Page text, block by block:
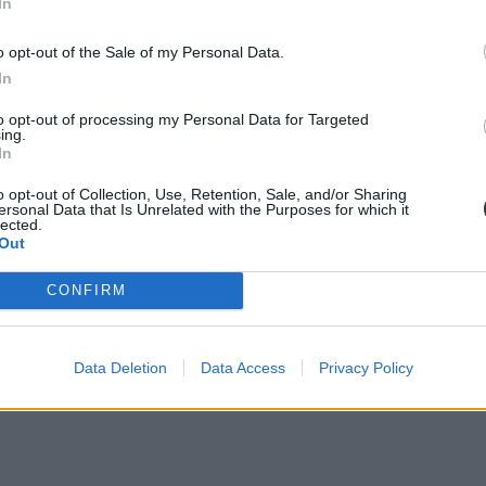
opt-out of the Sale of my Personal Data.
opt-out of processing my Personal Data for Targeted
opt-out of Collection, Use, Retention, Sale, and/or Sharing
Data that Is Unrelated with the Purposes for which it
CONFIRM
Data Deletion Data Access Privacy Policy
januárban is
több mint 800 helyes csökkenéssel. Jelentősebb, de kisebb